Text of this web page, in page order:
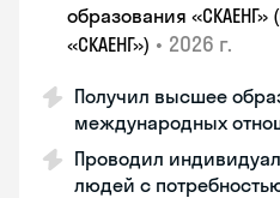
образования «СКАЕНГ»
«СКАЕНГ») • 2026 г.
Получил высшее
международных
Проводил
людей с